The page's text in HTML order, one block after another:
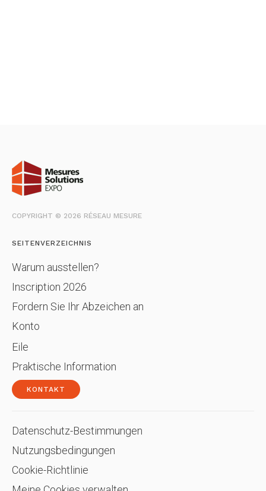
COPYRIGHT © 2026 RÉSEAU MESURE
SEITENVERZEICHNIS
Warum ausstellen?
Inscription 2026
Fordern Sie Ihr Abzeichen an
Konto
Eile
Praktische Information
KONTAKT
Datenschutz-Bestimmungen
Nutzungsbedingungen
Cookie-Richtlinie